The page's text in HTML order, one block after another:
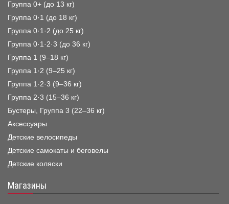
Группа 0+ (до 13 кг)
Группа 0·1 (до 18 кг)
Группа 0·1·2 (до 25 кг)
Группа 0·1·2·3 (до 36 кг)
Группа 1 (9–18 кг)
Группа 1·2 (9–25 кг)
Группа 1·2·3 (9–36 кг)
Группа 2·3 (15–36 кг)
Бустеры, Группа 3 (22–36 кг)
Аксессуары
Детские велосипеды
Детские самокаты и беговелы
Детские коляски
Магазины